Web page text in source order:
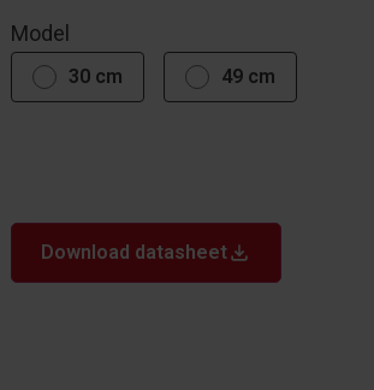
Model
30 cm 49 cm
Download datasheet